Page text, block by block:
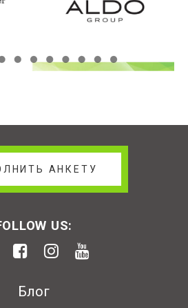
АНКЕТУ
US:
Блог